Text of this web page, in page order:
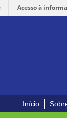
Acesso à
Início